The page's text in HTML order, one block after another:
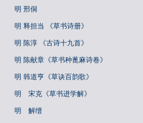
明 邢侗
明 释担当 《草书诗册》
明 陈淳 《古诗十九首》
明 陈献章《草书种蓖麻诗卷》
明 韩道亨《草诀百韵歌》
明 宋克《草书进学解》
明 解缙